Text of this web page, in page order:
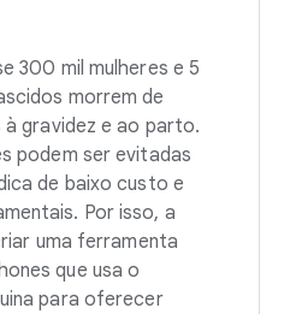
300 mil mulheres e 5
morrem de
gravidez e ao parto.
podem ser evitadas
de baixo custo e
Por isso, a
uma ferramenta
que usa o
para oferecer